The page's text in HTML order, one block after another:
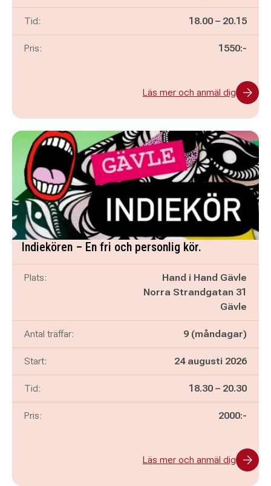
Tid: Pågår mellan
18.00 – och
20.15
Pris: 1550:-
Läs mer och anmäl dig
Indiekören – En fri och personlig kör.
Plats:
Hand i Hand Gävle
Norra Strandgatan 31
Gävle
Antal träffar: 9 (måndagar)
Start: 24 augusti 2026
Tid: Pågår mellan
18.30 – och
20.30
Pris: 2000:-
Läs mer och anmäl dig